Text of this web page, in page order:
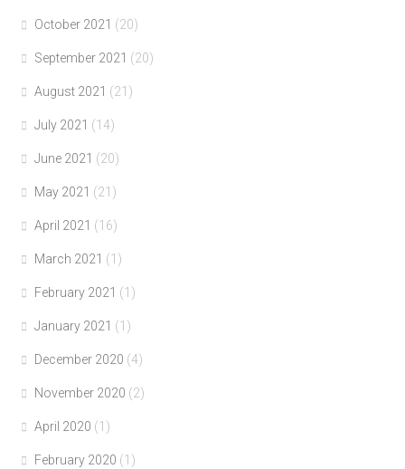
October 2021 (20)
September 2021 (20)
August 2021 (21)
July 2021 (14)
June 2021 (20)
May 2021 (21)
April 2021 (16)
March 2021 (1)
February 2021 (1)
January 2021 (1)
December 2020 (4)
November 2020 (2)
April 2020 (1)
February 2020 (1)